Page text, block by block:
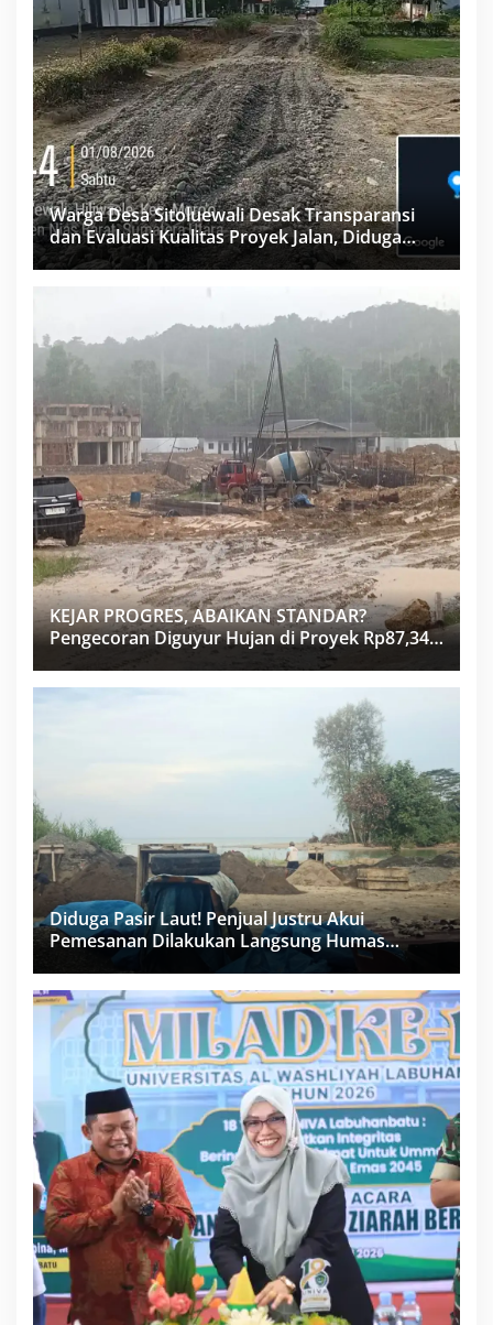
Warga Desa Sitoluewali Desak Transparansi
dan Evaluasi Kualitas Proyek Jalan, Diduga
Minim Informasi
KEJAR PROGRES, ABAIKAN STANDAR?
Pengecoran Diguyur Hujan di Proyek Rp87,34
Miliar Sukma Nias, Konsultan, Pengawas dan
PPK Bungkam
Diduga Pasir Laut! Penjual Justru Akui
Pemesanan Dilakukan Langsung Humas